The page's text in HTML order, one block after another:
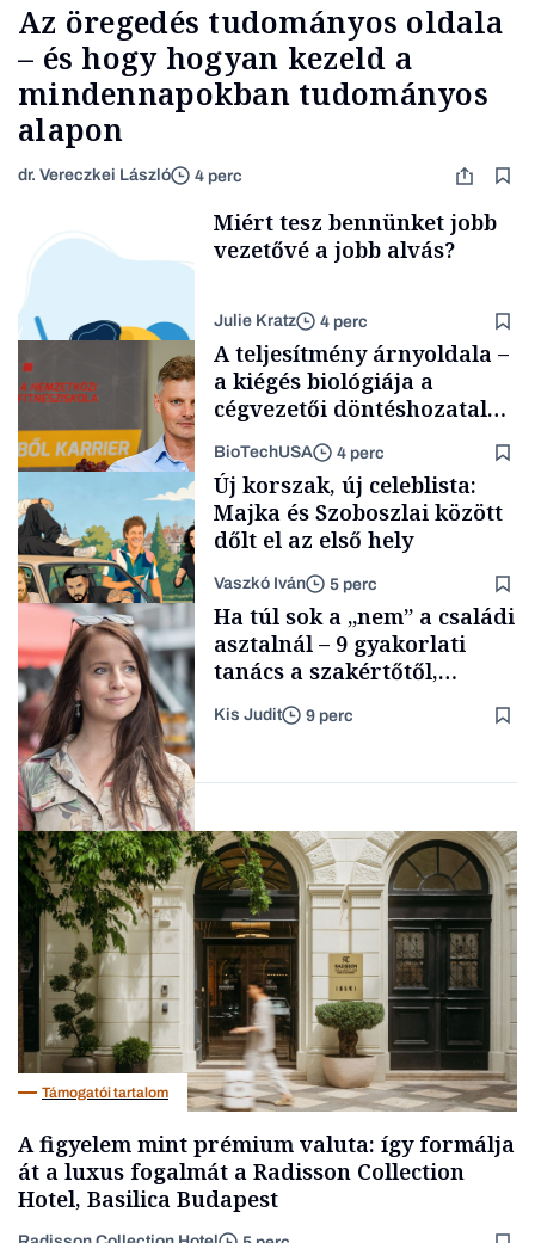
Az öregedés tudományos oldala
– és hogy hogyan kezeld a
mindennapokban tudományos
alapon
dr. Vereczkei László 4 perc
Smart habits
Miért tesz bennünket jobb
vezetővé a jobb alvás?
Julie Kratz 4 perc
Content Lab HUB
A teljesítmény árnyoldala –
a kiégés biológiája a
cégvezetői döntéshozatal
BioTechUSA 4 perc
Lista
Új korszak, új celeblista:
Majka és Szoboszlai között
dőlt el az első hely
Vaszkó Iván 5 perc
Gasztró
Ha túl sok a „nem” a családi
asztalnál – 9 gyakorlati
tanács a szakértőtől,
hogyan legyünk jól etető
szülők
Kis Judit 9 perc
Támogatói tartalom
A figyelem mint prémium valuta: így formálja
át a luxus fogalmát a Radisson Collection
Hotel, Basilica Budapest